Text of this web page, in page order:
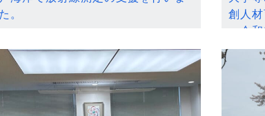
。
創人
～令